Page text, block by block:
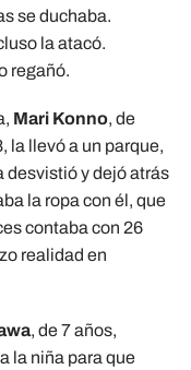
se duchaba.
la atacó.
regañó.
Mari Konno, de
la llevó a un parque,
desvistió y dejó atrás
la ropa con él, que
contaba con 26
realidad en
, de 7 años,
la niña para que